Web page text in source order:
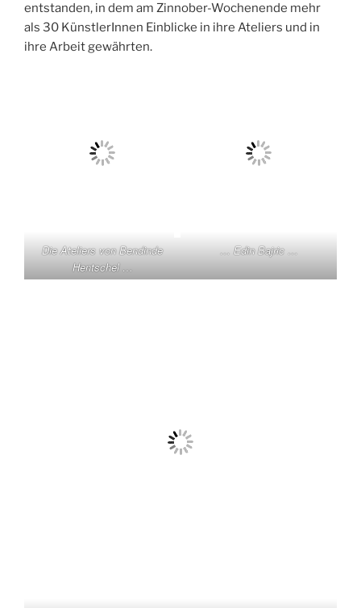
entstanden, in dem am Zinnober-Wochenende mehr
als 30 KünstlerInnen Einblicke in ihre Ateliers und in
ihre Arbeit gewährten.
Die Ateliers von Bendinde
Hentschel …
… Edin Bajric …